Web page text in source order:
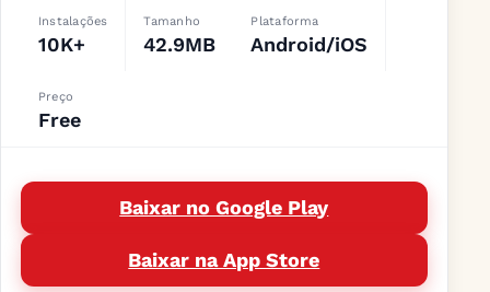
Instalações
10K+
Tamanho
42.9MB
Plataforma
Android/iOS
Preço
Free
Baixar no Google Play
Baixar na App Store